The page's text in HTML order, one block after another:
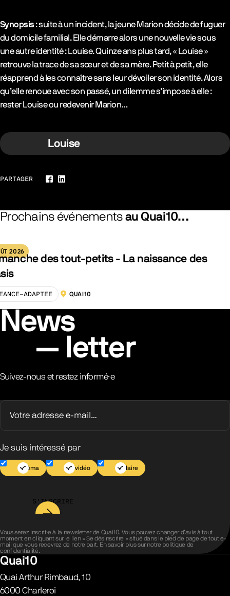
Synopsis: suite à un incident, la jeune Marion décide de fuguer
du domicile familial. Elle démarre alors une nouvelle vie sous
une autre identité : Louise. Quinze ans plus tard, « Louise »
retrouve la trace de sa sœur et de sa mère. Petit à petit, elle
réapprend à les connaître sans leur dévoiler son identité. Alors
qu’elle renoue avec son passé, un dilemme s’impose à elle :
rester Louise ou redevenir Marion…
Louise
PARTAGER
Facebook
LinkedIn
Prochains événements au Quai10…
2026
des tout-petits - La naissance des
ADAPTEE LOCALISATION :
QUAI10
News
letter
Suivez-nous et restez informé·e
Je suis intéressé par
Cinéma Jeu vidéo Scolaire
S’INSCRIRE
Vous serez inscrit·e à la newsletter de Quai10. Vous pouvez changer d’avis à tout
moment en cliquant sur le lien « Se désinscrire » situé dans le pied de page de tout e-
mail que vous recevrez de notre part. En savoir plus sur notre politique de
confidentialité.
Quai10
Quai Arthur Rimbaud, 10
6000 Charleroi